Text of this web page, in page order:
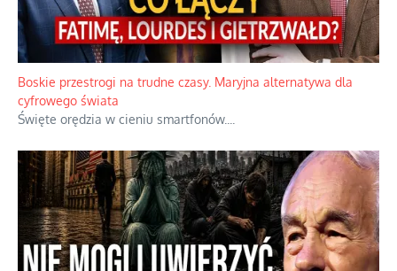
Papieskie innowacje w tradycyjnym różańcu
Gorący dylemat medytacji nad tajemnicami....